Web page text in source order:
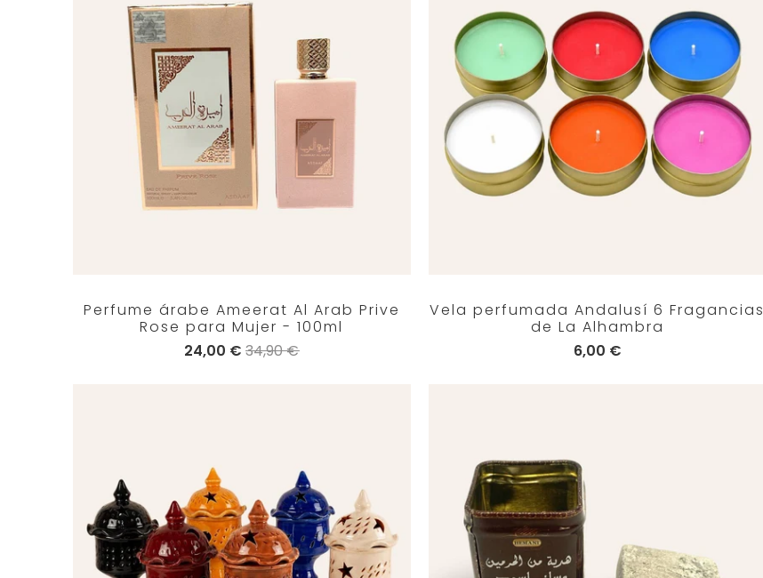
Perfume árabe Ameerat Al Arab Prive
Rose para Mujer - 100ml
24,00 €34,90 €
Vela perfumada Andalusí 6 Fragancias
de La Alhambra
6,00 €